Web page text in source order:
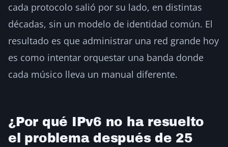
cada protocolo salió por su lado, en distintas
décadas, sin un modelo de identidad común. El
resultado es que administrar una red grande hoy
es como intentar orquestar una banda donde
cada músico lleva un manual diferente.
¿Por qué IPv6 no ha resuelto
el problema después de 25